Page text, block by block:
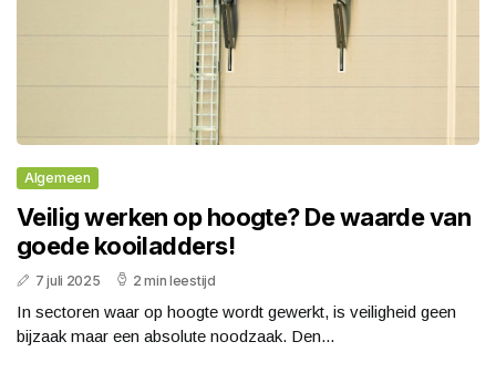
Algemeen
Veilig werken op hoogte? De waarde van
goede kooiladders!
7 juli 2025 2 min leestijd
In sectoren waar op hoogte wordt gewerkt, is veiligheid geen
bijzaak maar een absolute noodzaak. Den...